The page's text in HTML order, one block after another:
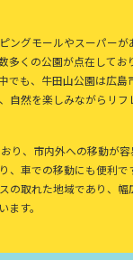
ングモールやスーパー
多くの公園が点在して
でも、牛田山公園は広
自然を楽しみながらリ
り、市内外への移動が
、車での移動にも便利で
の取れた地域であり、幅
す。